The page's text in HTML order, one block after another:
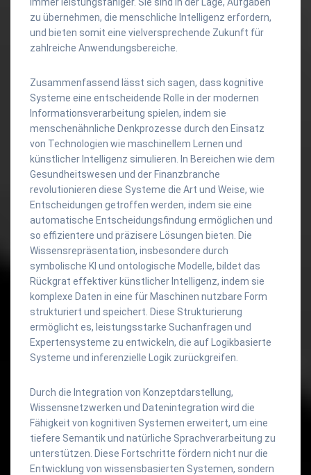
zu übernehmen, die menschliche Intelligenz erfordern,
und bieten somit eine vielversprechende Zukunft für
zahlreiche Anwendungsbereiche.
Zusammenfassend lässt sich sagen, dass kognitive
Systeme eine entscheidende Rolle in der modernen
Informationsverarbeitung spielen, indem sie
menschenähnliche Denkprozesse durch den Einsatz
von Technologien wie maschinellem Lernen und
künstlicher Intelligenz simulieren. In Bereichen wie dem
Gesundheitswesen und der Finanzbranche
revolutionieren diese Systeme die Art und Weise, wie
Entscheidungen getroffen werden, indem sie eine
automatische Entscheidungsfindung ermöglichen und
so effizientere und präzisere Lösungen bieten. Die
Wissensrepräsentation, insbesondere durch
symbolische KI und ontologische Modelle, bildet das
Rückgrat effektiver künstlicher Intelligenz, indem sie
komplexe Daten in eine für Maschinen nutzbare Form
strukturiert und speichert. Diese Strukturierung
ermöglicht es, leistungsstarke Suchanfragen und
Expertensysteme zu entwickeln, die auf Logikbasierte
Systeme und inferenzielle Logik zurückgreifen.
Durch die Integration von Konzeptdarstellung,
Wissensnetzwerken und Datenintegration wird die
Fähigkeit von kognitiven Systemen erweitert, um eine
tiefere Semantik und natürliche Sprachverarbeitung zu
unterstützen. Diese Fortschritte fördern nicht nur die
Entwicklung von wissensbasierten Systemen, sondern